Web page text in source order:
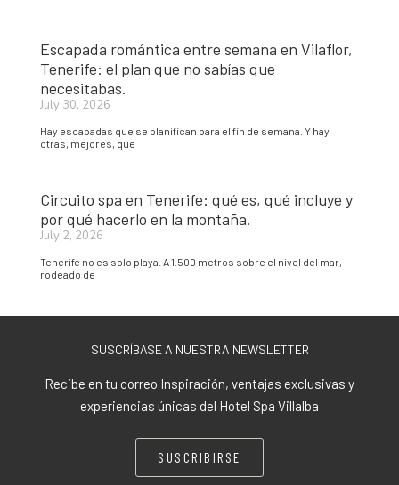
Escapada romántica entre semana en Vilaflor,
Tenerife: el plan que no sabías que
necesitabas.
July 30, 2026
Hay escapadas que se planifican para el fin de semana. Y hay
otras, mejores, que
Circuito spa en Tenerife: qué es, qué incluye y
por qué hacerlo en la montaña.
July 2, 2026
Tenerife no es solo playa. A 1.500 metros sobre el nivel del mar,
rodeado de
SUSCRÍBASE A NUESTRA NEWSLETTER
Recibe en tu correo Inspiración, ventajas exclusivas y
experiencias únicas del Hotel Spa Villalba
SUSCRIBIRSE